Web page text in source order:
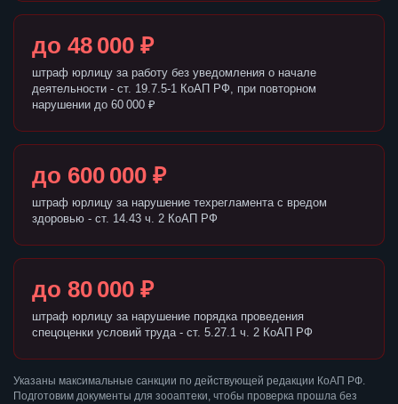
до 48 000 ₽
штраф юрлицу за работу без уведомления о начале
деятельности - ст. 19.7.5-1 КоАП РФ, при повторном
нарушении до 60 000 ₽
до 600 000 ₽
штраф юрлицу за нарушение техрегламента с вредом
здоровью - ст. 14.43 ч. 2 КоАП РФ
до 80 000 ₽
штраф юрлицу за нарушение порядка проведения
спецоценки условий труда - ст. 5.27.1 ч. 2 КоАП РФ
Указаны максимальные санкции по действующей редакции КоАП РФ.
Подготовим документы для зооаптеки, чтобы проверка прошла без